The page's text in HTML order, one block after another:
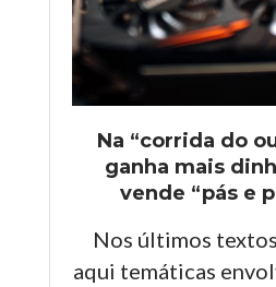
Na “corrida do
ganha mais
vende “pás e
Nos últimos
aqui temáticas